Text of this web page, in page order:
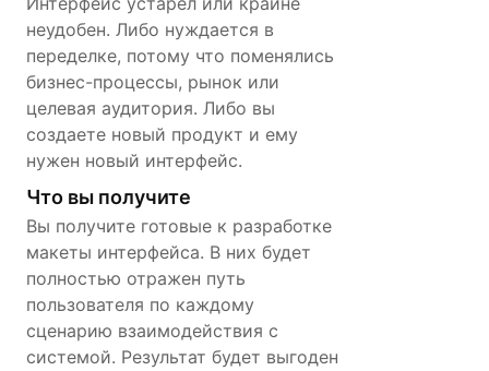
неудобен. Либо нуждается в
переделке, потому что поменялись
бизнес-процессы, рынок или
целевая аудитория. Либо вы
создаете новый продукт и ему
нужен новый интерфейс.
Что вы получите
Вы получите готовые к разработке
макеты интерфейса. В них будет
полностью отражен путь
пользователя по каждому
сценарию взаимодействия с
системой. Результат будет выгоден